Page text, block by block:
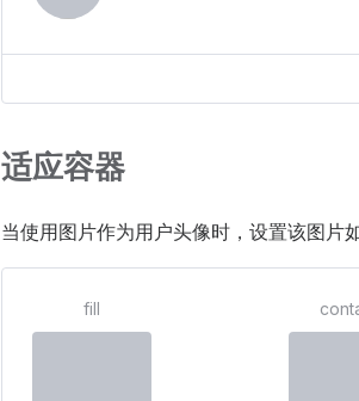
适应容器
当使用图片作为用户头像时，设置该图片
fill